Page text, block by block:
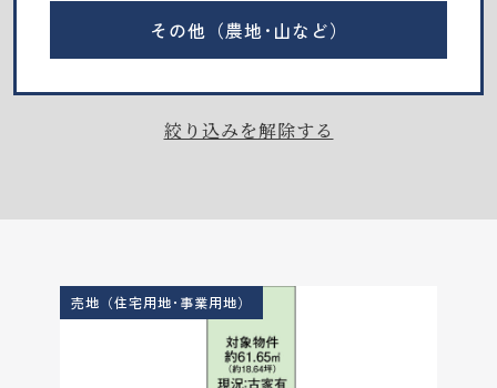
その他（農地･山など）
絞り込みを解除する
売地（住宅用地･事業用地）